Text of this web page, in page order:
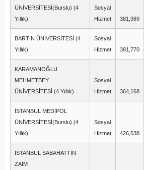
ÜNİVERSİTESİ(Burslu) (4
Yıllık)
Sosyal
Hizmet
381,989
BARTIN ÜNİVERSİTESİ (4
Yıllık)
Sosyal
Hizmet
381,770
KARAMANOĞLU
MEHMETBEY
ÜNİVERSİTESİ (4 Yıllık)
Sosyal
Hizmet
364,168
İSTANBUL MEDİPOL
ÜNİVERSİTESİ(Burslu) (4
Yıllık)
Sosyal
Hizmet
426,538
İSTANBUL SABAHATTİN
ZAİM